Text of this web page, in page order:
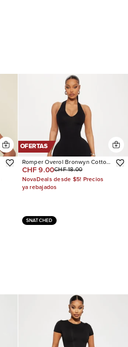
OFERTAS
Romper Overol Bronwyn Cotton
Halter
CHF 9.00CHF 18.00
NovaDeals desde $5! Precios
ya rebajados
SNATCHED